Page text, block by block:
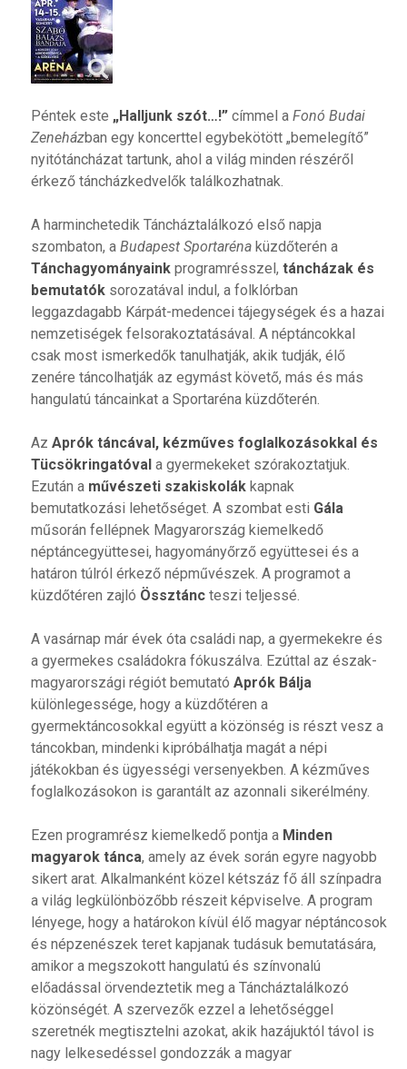
Péntek este „Halljunk szót…!”címmel a Fonó Budai
Zeneházban egy koncerttel egybekötött „bemelegítő”
nyitótáncházat tartunk, ahol a világ minden részéről
érkező táncházkedvelők találkozhatnak.
A harminchetedik Táncháztalálkozó első napja
szombaton, aBudapest Sportarénaküzdőterén a
Tánchagyományainkprogramrésszel, táncházak és
bemutatóksorozatával indul, a folklórban
leggazdagabb Kárpát-medencei tájegységek és a hazai
nemzetiségek felsorakoztatásával. A néptáncokkal
csak most ismerkedők tanulhatják, akik tudják, élő
zenére táncolhatják az egymást követő, más és más
hangulatú táncainkat a Sportaréna küzdőterén.
Az Aprók táncával, kézműves foglalkozásokkal és
Tücsökringatóvala gyermekeket szórakoztatjuk.
Ezután aművészeti szakiskolákkapnak
bemutatkozási lehetőséget. A szombat esti Gála
műsorán fellépnek Magyarország kiemelkedő
néptáncegyüttesei, hagyományőrző együttesei és a
határon túlról érkező népművészek. A programot a
küzdőtéren zajló Össztáncteszi teljessé.
A vasárnap már évek óta családi nap, a gyermekekre és
a gyermekes családokra fókuszálva. Ezúttal az észak-
magyarországi régiót bemutató Aprók Bálja
különlegessége, hogy a küzdőtéren a
gyermektáncosokkal együtt a közönség is részt vesz a
táncokban, mindenki kipróbálhatja magát a népi
játékokban és ügyességi versenyekben. A kézműves
foglalkozásokon is garantált az azonnali sikerélmény.
Ezen programrész kiemelkedő pontja a Minden
magyarok tánca, amely az évek során egyre nagyobb
sikert arat. Alkalmanként közel kétszáz fő áll színpadra
a világ legkülönbözőbb részeit képviselve. A program
lényege, hogy a határokon kívül élő magyar néptáncosok
és népzenészek teret kapjanak tudásuk bemutatására,
amikor a megszokott hangulatú és színvonalú
előadással örvendeztetik meg a Táncháztalálkozó
közönségét. A szervezők ezzel a lehetőséggel
szeretnék megtisztelni azokat, akik hazájuktól távol is
nagy lelkesedéssel gondozzák a magyar